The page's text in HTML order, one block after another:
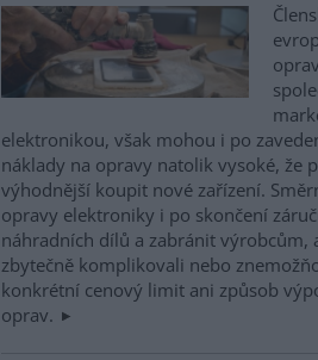
elektronikou, však mohou i po
náklady na opravy natolik vysoké, že
výhodnější koupit nové zařízení.
opravy elektroniky i po skončení
náhradních dílů a zabránit výrobcům,
zbytečně komplikovali nebo
konkrétní cenový limit ani způsob
oprav.